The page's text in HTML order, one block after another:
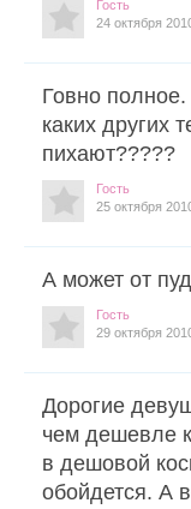
Гость
24 октября
Говно
каких других
пихают?????
Гость
25 октября
А может от
Гость
29 октября
Дорогие
чем дешевле
в дешовой
обойдется. А